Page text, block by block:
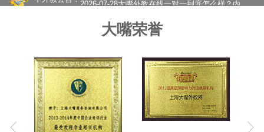
2026-07-24一对一外教课怎么选？大嘴外教高性价比外教提升英语口语
2026-08-07暑假英语别只顾刷题，真正决定开学成绩的，是这种坚持！
大嘴荣誉